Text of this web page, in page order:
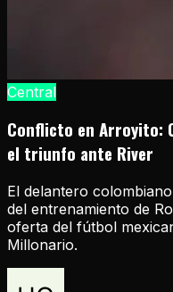
Central
Conflicto en Arroyito:
el triunfo ante River
El delantero
del entrenamiento de
oferta del fútbol
Millonario.